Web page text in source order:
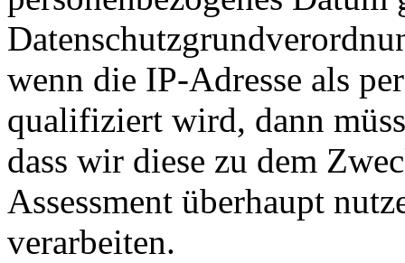
wenn die IP-Adresse als
qualifiziert wird, dann
dass wir diese zu dem
Assessment überhaupt
verarbeiten.